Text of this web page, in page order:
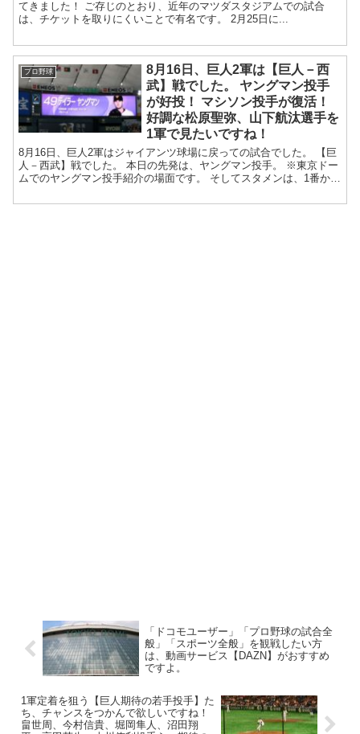
てきました！ ご存じのとおり、近年のマツダスタジアムでの試合
は、チケットを取りにくいことで有名です。 2月25日に...
プロ野球
8月16日、巨人2軍は【巨人－西
武】戦でした。 ヤングマン投手
が好投！ マシソン投手が復活！
好調な松原聖弥、山下航汰選手を
1軍で見たいですね！
8月16日、巨人2軍はジャイアンツ球場に戻っての試合でした。 【巨
人－西武】戦でした。 本日の先発は、ヤングマン投手。 ※東京ドー
ムでのヤングマン投手紹介の場面です。 そしてスタメンは、1番か
「ドコモユーザー」「プロ野球の試合全
般」「スポーツ全般」を観戦したい方
は、動画サービス【DAZN】がおすすめ
ですよ。
1軍定着を狙う【巨人期待の若手投手】た
ち、チャンスをつかんで欲しいですね！
畠世周、今村信貴、堀岡隼人、沼田翔